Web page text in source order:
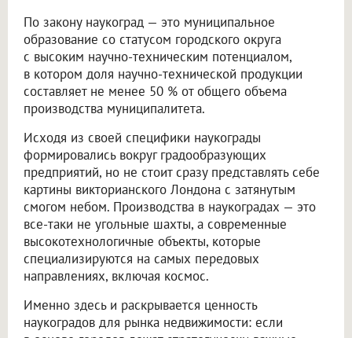
По закону наукоград — это муниципальное
образование со статусом городского округа
с высоким научно-техническим потенциалом,
в котором доля научно-технической продукции
составляет не менее 50 % от общего объема
производства муниципалитета.
Исходя из своей специфики наукограды
формировались вокруг градообразующих
предприятий, но не стоит сразу представлять себе
картины викторианского Лондона с затянутым
смогом небом. Производства в наукоградах — это
все-таки не угольные шахты, а современные
высокотехнологичные объекты, которые
специализируются на самых передовых
направлениях, включая космос.
Именно здесь и раскрывается ценность
наукоградов для рынка недвижимости: если